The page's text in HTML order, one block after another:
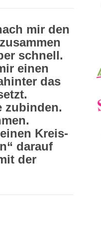
mir den
schnell.
einen
das
zubinden.
Kreis-
darauf
der